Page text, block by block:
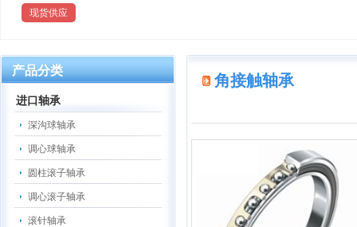
现货供应
产品分类
进口轴承
深沟球轴承
调心球轴承
圆柱滚子轴承
调心滚子轴承
滚针轴承
角接触轴承